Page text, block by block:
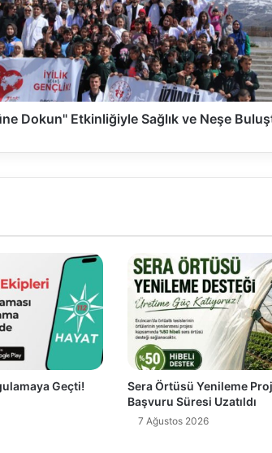
Dokun" Etkinliğiyle Sağlık ve Neşe
Geçti!
Sera Örtüsü Yenileme
Başvuru Süresi Uzatıldı
7 Ağustos 2026